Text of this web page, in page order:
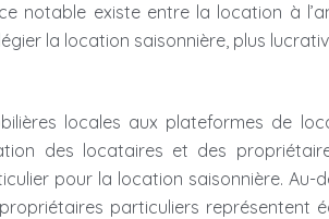
existe entre la location à
la location saisonnière, plus
locales aux plateformes de
des locataires et des
pour la location saisonnière. Au-
particuliers représentent